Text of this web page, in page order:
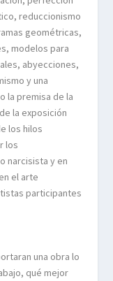
reduccionismo
geométricas,
modelos para
abyecciones,
y una
la premisa de la
la exposición
los hilos
los
narcisista y en
el arte
participantes
una obra lo
qué mejor